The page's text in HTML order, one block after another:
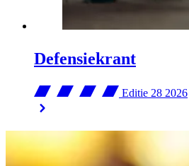
Defensiekrant
Editie 28 2026